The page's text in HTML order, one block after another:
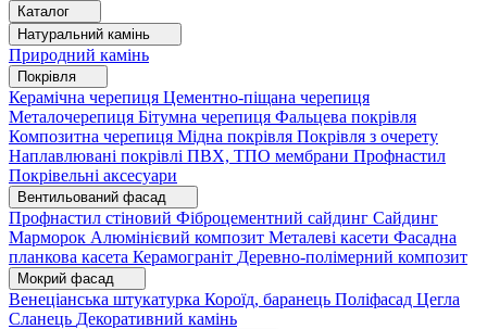
Каталог
Натуральний камінь
Природний камінь
Покрівля
Керамічна черепиця Цементно-піщана черепиця
Металочерепиця Бітумна черепиця Фальцева покрівля
Композитна черепиця Мідна покрівля Покрівля з очерету
Наплавлювані покрівлі ПВХ, ТПО мембрани Профнастил
Покрівельні аксесуари
Вентильований фасад
Профнастил стіновий Фіброцементний сайдинг Сайдинг
Марморок Алюмінієвий композит Металеві касети Фасадна
планкова касета Керамограніт Деревно-полімерний композит
Мокрий фасад
Венеціанська штукатурка Короїд, баранець Поліфасад Цегла
Сланець Декоративний камінь